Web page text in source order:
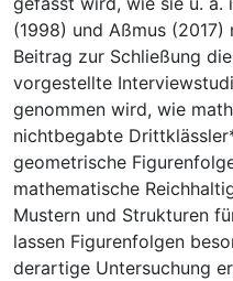
(1998) und Aßmus (2017)
Beitrag zur Schließung
vorgestellte
genommen wird, wie
nichtbegabte
geometrische
mathematische
Mustern und Strukturen
lassen Figurenfolgen
derartige Untersuchung